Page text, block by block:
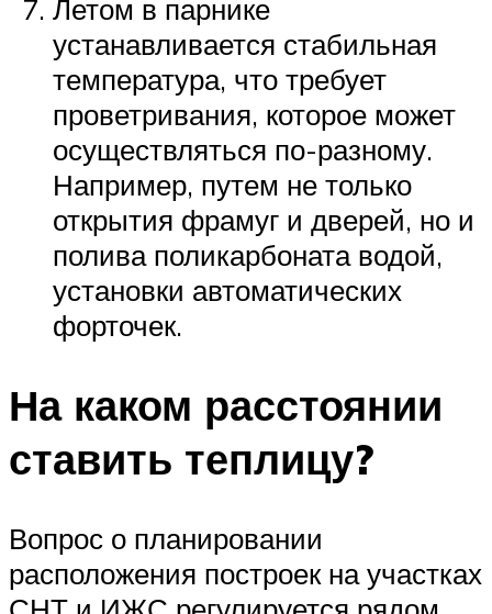
Летом в парнике
устанавливается стабильная
температура, что требует
проветривания, которое может
осуществляться по-разному.
Например, путем не только
открытия фрамуг и дверей, но и
полива поликарбоната водой,
установки автоматических
форточек.
На каком расстоянии
ставить теплицу?
Вопрос о планировании
расположения построек на участках